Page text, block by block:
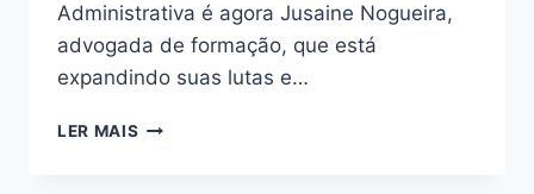
Administrativa é agora Jusaine Nogueira,
advogada de formação, que está
expandindo suas lutas e…
LER MAIS CONHEÇA